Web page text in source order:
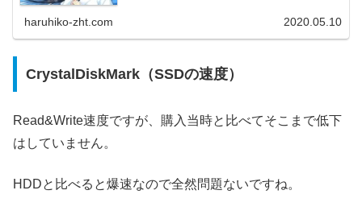
haruhiko-zht.com 2020.05.10
CrystalDiskMark（SSDの速度）
Read&Write速度ですが、購入当時と比べてそこまで低下
はしていません。
HDDと比べると爆速なので全然問題ないですね。